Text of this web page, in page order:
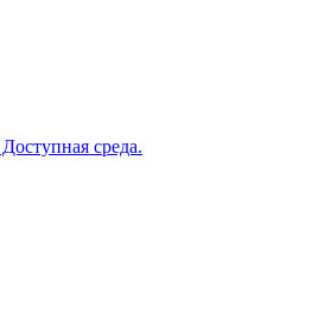
среда.